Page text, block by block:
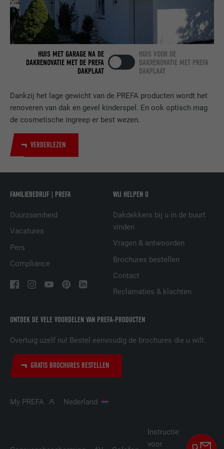
Dankzij het lage gewicht van de PREFA producten wordt het
renoveren van dak en gevel kinderspel. En ook optisch mag
de cosmetische ingreep er best wezen.
VERDERLEZEN
HUIS MET GARAGE NA DE
DAKRENOVATIE MET DE PREFA
DAKPLAAT
HUIS VOOR DE
DAKRENOVATIE MET PREFA
DAKPLAAT
ONTDEK DE VELE VOORDELEN VAN PREFA-PRODUCTEN
Overtuig uzelf nu! Bestel eenvoudig de brochures die u wilt.
GRATIS BROCHURES BESTELLEN
FAMILIEBEDRIJF | PREFA
Duurzaamheid
Vacatures
Pers
Compliance
WIJ HELPEN U
Dakdekkers bij u in de buurt
vinden
Vragen & antwoorden
Brochures bestellen
Contact
Reclamaties & klachten
My PREFA Nederland
Instructie
voor
Cookie-
VERVALTIJD 2 jaar
DOEL
Gebruikt door de socialnetworking-dienst
LinkedIn voor het volgen van het gebruik
van ingebedde diensten.
LinkedIn
2 jaar
DOEL
LinkedIn voor het volgen van het gebruik
van ingebedde diensten.
AANBIEDER
VERVALTIJD
DOEL
Wordt gebruikt om bezoekers op meerdere
websites te volgen, om op basis van de
voorkeuren van de bezoeker relevante
NAAM lidc
AANBIEDER LinkedIn
Gebruikt door de socialnetworking-dienst